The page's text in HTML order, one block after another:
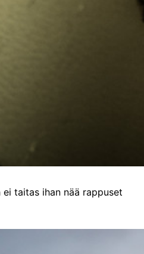
taitas ihan nää rappuset